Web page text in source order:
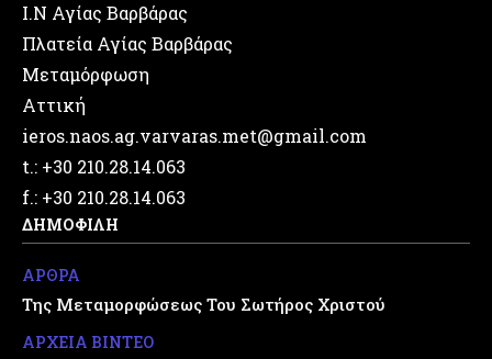
Ι.Ν Αγίας Βαρβάρας
Πλατεία Αγίας Βαρβάρας
Μεταμόρφωση
Αττική
ieros.naos.ag.varvaras.met@gmail.com
t.: +30 210.28.14.063
f.: +30 210.28.14.063
ΔΗΜΟΦΙΛΗ
ΑΡΘΡΑ
Της Μεταμορφώσεως Του Σωτήρος Χριστού
ΑΡΧΕΙΑ ΒΙΝΤΕΟ